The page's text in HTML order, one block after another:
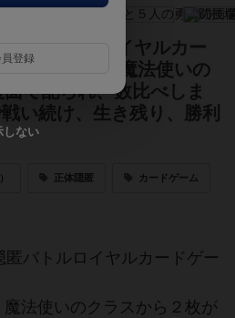
隠匿バトルロイヤルカー
士、弓使い、魔法使いの
で配られ、数比べしま
い続け、生き残り、勝利
正体隠匿 カードゲーム
バトルロイヤルカードゲー
法使いのクラスから２枚が
登録
しない